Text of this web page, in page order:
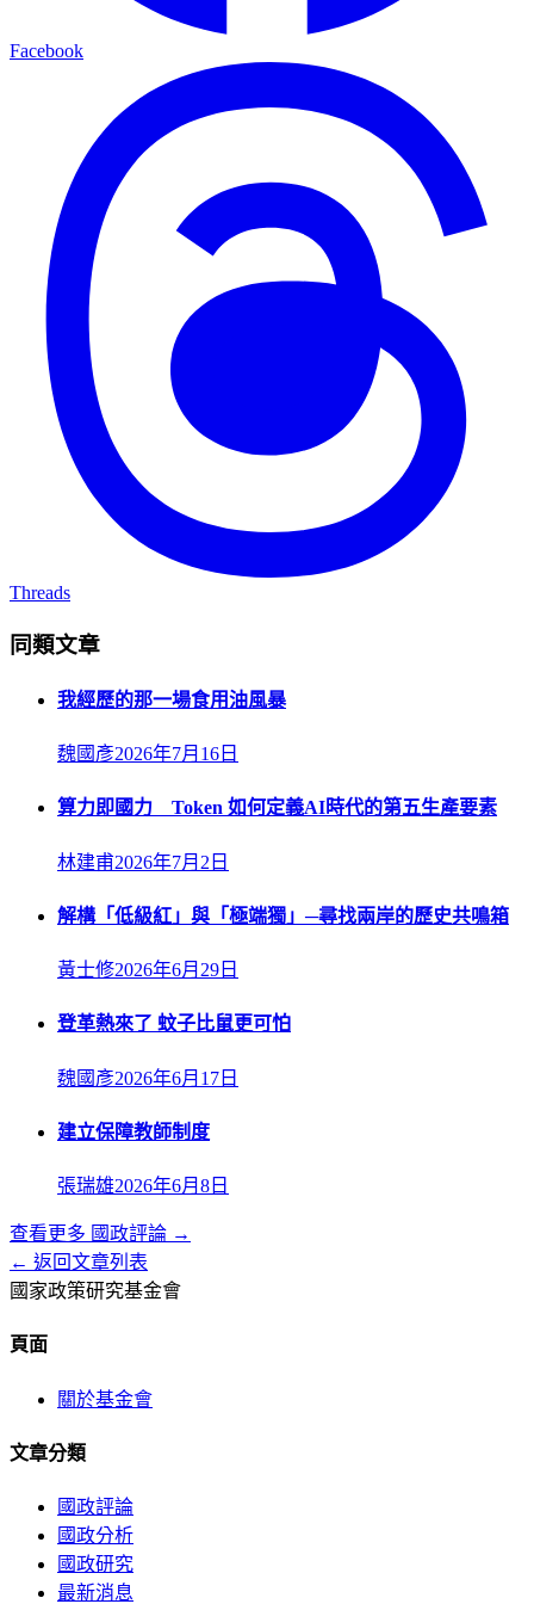
Facebook
Threads
同類文章
我經歷的那一場食用油風暴
魏國彥2026年7月16日
算力即國力 Token 如何定義AI時代的第五生產要素
林建甫2026年7月2日
解構「低級紅」與「極端獨」─尋找兩岸的歷史共鳴箱
黃士修2026年6月29日
登革熱來了 蚊子比鼠更可怕
魏國彥2026年6月17日
建立保障教師制度
張瑞雄2026年6月8日
查看更多 國政評論 →
← 返回文章列表
國家政策研究基金會
頁面
關於基金會
文章分類
國政評論
國政分析
國政研究
最新消息